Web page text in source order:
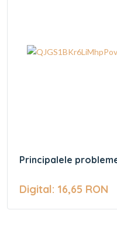
Principalele
Digital: 16,65 RON